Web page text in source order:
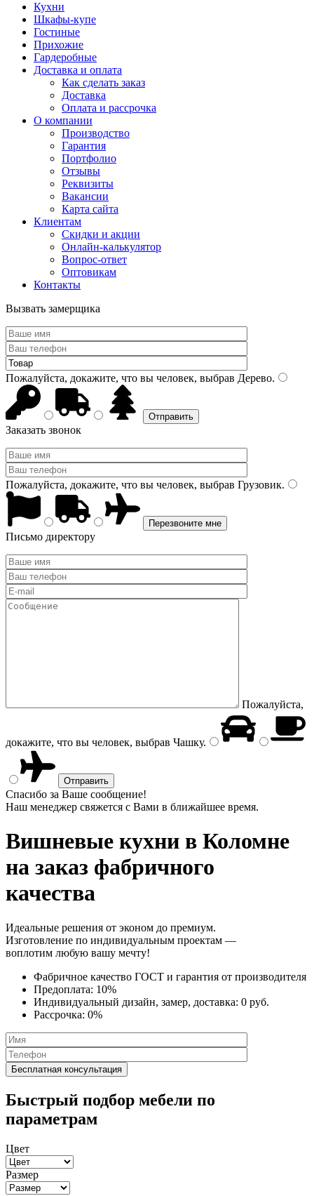
Кухни
Шкафы-купе
Гостиные
Прихожие
Гардеробные
Доставка и оплата
Как сделать заказ
Доставка
Оплата и рассрочка
О компании
Производство
Гарантия
Портфолио
Отзывы
Реквизиты
Вакансии
Карта сайта
Клиентам
Скидки и акции
Онлайн-калькулятор
Вопрос-ответ
Оптовикам
Контакты
Вызвать замерщика
Пожалуйста, докажите, что вы человек, выбрав Дерево.
Заказать звонок
Пожалуйста, докажите, что вы человек, выбрав Грузовик.
Письмо директору
Пожалуйста,
докажите, что вы человек, выбрав Чашку.
Спасибо за Ваше сообщение!
Наш менеджер свяжется с Вами в ближайшее время.
Вишневые кухни в Коломне
на заказ фабричного
качества
Идеальные решения от эконом до премиум.
Изготовление по индивидуальным проектам —
воплотим любую вашу мечту!
Фабричное качество ГОСТ и гарантия от производителя
Предоплата: 10%
Индивидуальный дизайн, замер, доставка: 0 руб.
Рассрочка: 0%
Быстрый подбор мебели по
параметрам
Цвет
Размер